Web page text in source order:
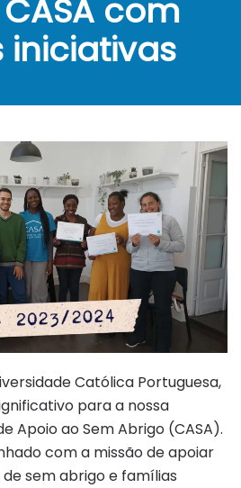
com
iniciativas
Católica Portuguesa,
para a nossa
Apoio ao Sem Abrigo (CASA).
com a missão de apoiar
sem abrigo e famílias